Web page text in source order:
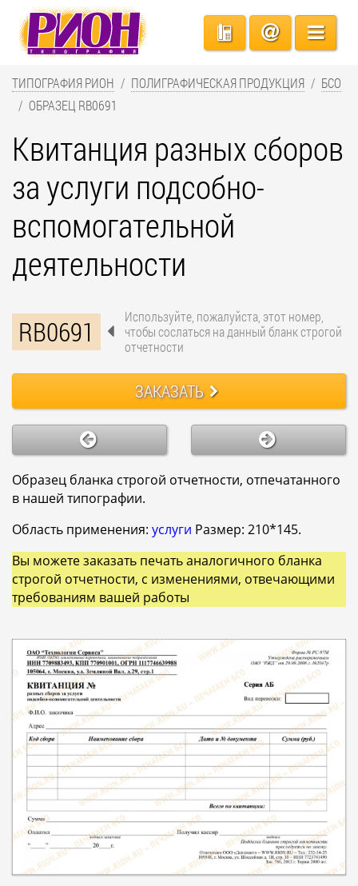
ТИПОГРАФИЯ РИОН ПОЛИГРАФИЧЕСКАЯ ПРОДУКЦИЯ
БСО
ОБРАЗЕЦ RB0691
Квитанция разных сборов
за услуги подсобно-
вспомогательной
деятельности
RB0691
Используйте, пожалуйста, этот номер,
чтобы сослаться на данный бланк строгой
отчетности
ЗАКАЗАТЬ
Образец бланка строгой отчетности, отпечатанного
в нашей типографии.
Область применения: услуги Размер: 210*145.
Вы можете заказать печать аналогичного бланка
строгой отчетности, с изменениями, отвечающими
требованиям вашей работы